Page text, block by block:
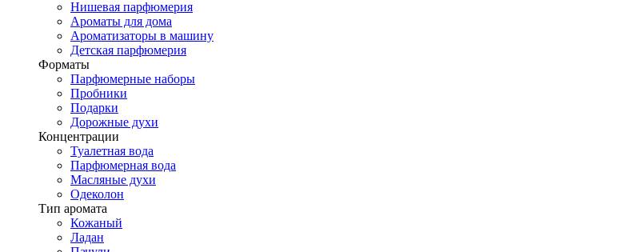
Нишевая парфюмерия
Ароматы для дома
Ароматизаторы в машину
Детская парфюмерия
Форматы
Парфюмерные наборы
Пробники
Подарки
Дорожные духи
Концентрации
Туалетная вода
Парфюмерная вода
Масляные духи
Одеколон
Тип аромата
Кожаный
Ладан